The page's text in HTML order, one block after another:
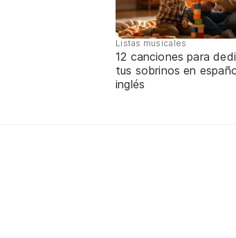
Listas musicales
12 canciones para
tus sobrinos en
inglés